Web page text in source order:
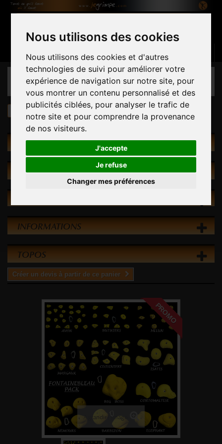
Nous utilisons des cookies
Nous utilisons des cookies et d'autres
technologies de suivi pour améliorer votre
expérience de navigation sur notre site, pour
vous montrer un contenu personnalisé et des
publicités ciblées, pour analyser le trafic de
notre site et pour comprendre la provenance
de nos visiteurs.
J'accepte
Je refuse
Changer mes préférences
Panier (vide)
CATÉGORIES
Fontainebleau Pack
PRISES
PROMOTIONS
INFORMATIONS
TOPOS
Créer un devis à partir de ce panier
PROMO
Agrandir l'image